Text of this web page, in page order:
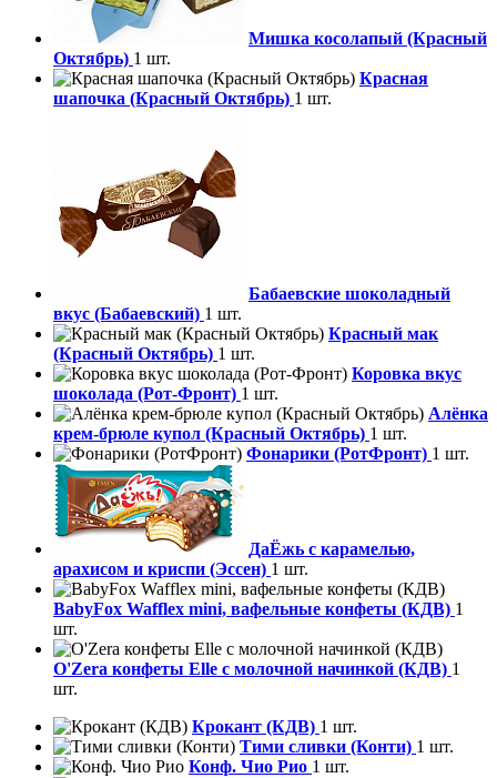
Мишка косолапый (Красный
Октябрь) 1 шт.
Красная
шапочка (Красный Октябрь) 1 шт.
Бабаевские шоколадный
вкус (Бабаевский) 1 шт.
Красный мак
(Красный Октябрь) 1 шт.
Коровка вкус
шоколада (Рот-Фронт) 1 шт.
Алёнка
крем-брюле купол (Красный Октябрь) 1 шт.
Фонарики (РотФронт) 1 шт.
ДаЁжь с карамелью,
арахисом и криспи (Эссен) 1 шт.
BabyFox Wafflex mini, вафельные конфеты (КДВ) 1
шт.
O'Zera конфеты Elle с молочной начинкой (КДВ) 1
шт.
Крокант (КДВ) 1 шт.
Тими сливки (Конти) 1 шт.
Конф. Чио Рио 1 шт.